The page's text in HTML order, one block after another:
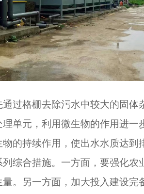
过格栅去除污水中较大的固体
单元，利用微生物的作用进一
的持续作用，使出水水质达到
综合措施。一方面，要强化农
。另一方面，加大投入建设完